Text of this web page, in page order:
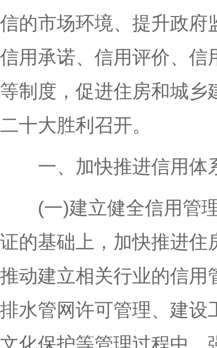
信的市场环境、提升政府
信用承诺、信用评价、信
等制度，促进住房和城乡
二十大胜利召开。
一、加快推进信用体
(一)建立健全信用管理
证的基础上，加快推进住
推动建立相关行业的信用
排水管网许可管理、建设